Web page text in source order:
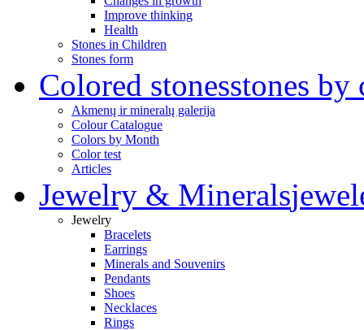
Improve thinking
Health
Stones in Children
Stones form
Colored stonesstones by
Akmenų ir mineralų galerija
Colour Catalogue
Colors by Month
Color test
Articles
Jewelry & Minerals
Jewelry
Bracelets
Earrings
Minerals and Souvenirs
Pendants
Shoes
Necklaces
Rings